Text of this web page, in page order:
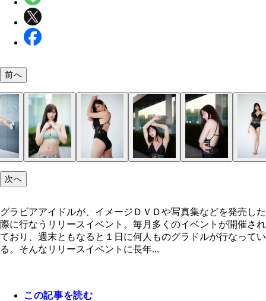
前へ
次へ
グラビアアイドルが、イメージＤＶＤや写真集などを発売した
際に行なうリリースイベント。毎月多くのイベントが開催され
ており、週末ともなると１日に何人ものグラドルが行なってい
る。そんなリリースイベントに長年...
この記事を読む